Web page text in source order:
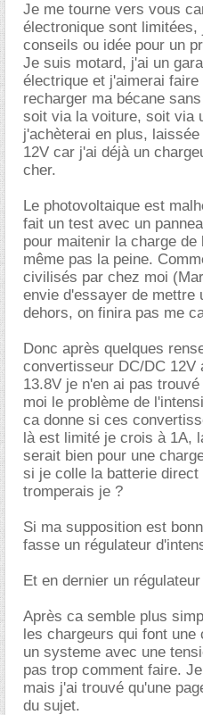
Je me tourne vers vous
électronique sont
conseils ou idée pour un
Je suis motard, j'ai un
électrique et j'aimerai
recharger ma bécane
soit via la voiture, soit via
j'achèterai en plus,
12V car j'ai déjà un
cher.
Le photovoltaique est
fait un test avec un
pour maitenir la charge
même pas la peine.
civilisés par chez moi
envie d'essayer de mettre
dehors, on finira pas me
Donc après quelques
convertisseur DC/DC 12V
13.8V je n'en ai pas
moi le problème de
ca donne si ces
là est limité je crois à 1A,
serait bien pour une
si je colle la batterie
tromperais je ?
Si ma supposition est
fasse un régulateur
Et en dernier un
Après ca semble plus
les chargeurs qui font
un systeme avec une
pas trop comment faire.
mais j'ai trouvé qu'une
du sujet.